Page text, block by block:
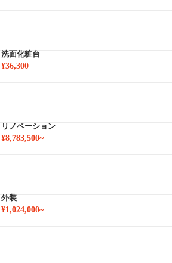
洗面化粧台
¥36,300
リノベーション
¥8,783,500~
外装
¥1,024,000~